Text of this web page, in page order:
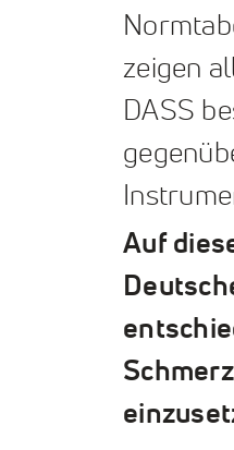
zeigen
DASS
Auf